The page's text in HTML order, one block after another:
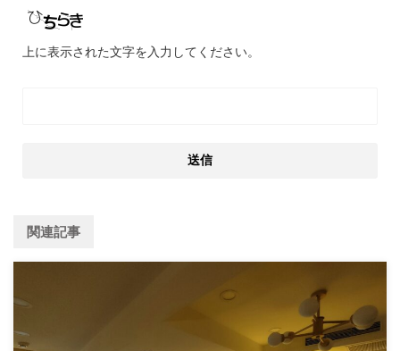
上に表示された文字を入力してください。
関連記事